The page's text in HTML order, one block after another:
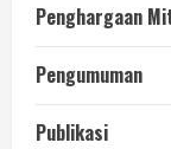
Penghargaan
Pengumuman
Publikasi